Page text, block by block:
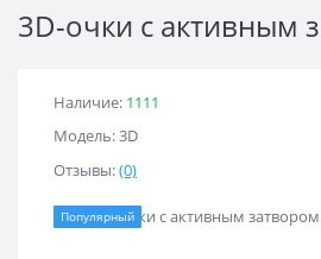
3D-очки с активным
Наличие: 1111
Модель: 3D
Отзывы:(0)
Популярный